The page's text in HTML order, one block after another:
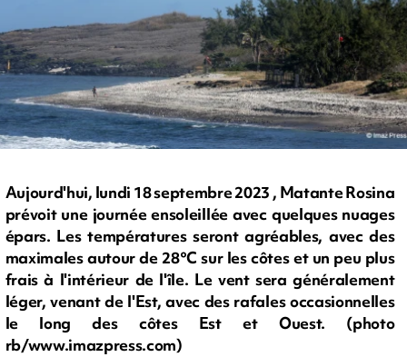
Aujourd'hui, lundi 18 septembre 2023 , Matante Rosina
prévoit une journée ensoleillée avec quelques nuages
épars. Les températures seront agréables, avec des
maximales autour de 28°C sur les côtes et un peu plus
frais à l'intérieur de l'île. Le vent sera généralement
léger, venant de l'Est, avec des rafales occasionnelles
le long des côtes Est et Ouest. (photo
rb/www.imazpress.com)